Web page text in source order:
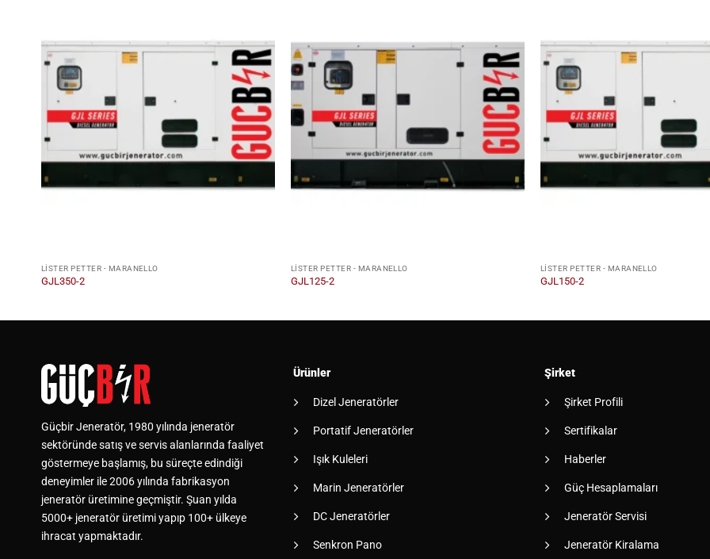
LISTER PETTER - MARANELLO
GJL350-2
LISTER PETTER - MARANELLO
GJL125-2
LISTER PETTER - MARANELLO
GJL150-2
Güçbir Jeneratör, 1980 yılında jeneratör
sektöründe satış ve servis alanlarında faaliyet
göstermeye başlamış, bu süreçte edindiği
deneyimler ile 2006 yılında fabrikasyon
jeneratör üretimine geçmiştir. Şuan yılda
5000+ jeneratör üretimi yapıp 100+ ülkeye
ihracat yapmaktadır.
Ürünler
Dizel Jeneratörler
Portatif Jeneratörler
Işık Kuleleri
Marin Jeneratörler
DC Jeneratörler
Senkron Pano
Şirket
Şirket Profili
Sertifikalar
Haberler
Güç Hesaplamaları
Jeneratör Servisi
Jeneratör Kiralama